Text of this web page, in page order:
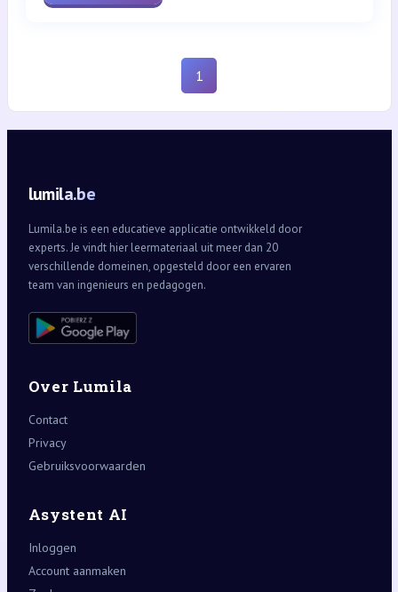
1
lumila.be
Lumila.be is een educatieve applicatie ontwikkeld door
experts. Je vindt hier leermateriaal uit meer dan 20
verschillende domeinen, opgesteld door een ervaren
team van ingenieurs en pedagogen.
Over Lumila
Contact
Privacy
Gebruiksvoorwaarden
Asystent AI
Inloggen
Account aanmaken